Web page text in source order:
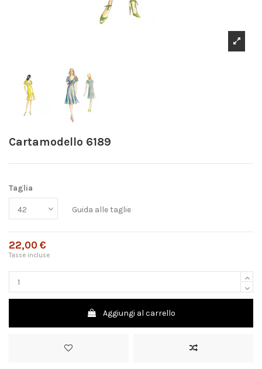
Cartamodello 6189
Taglia
Guida alle taglie
22,00 €
Tasse incluse
Aggiungi al carrello